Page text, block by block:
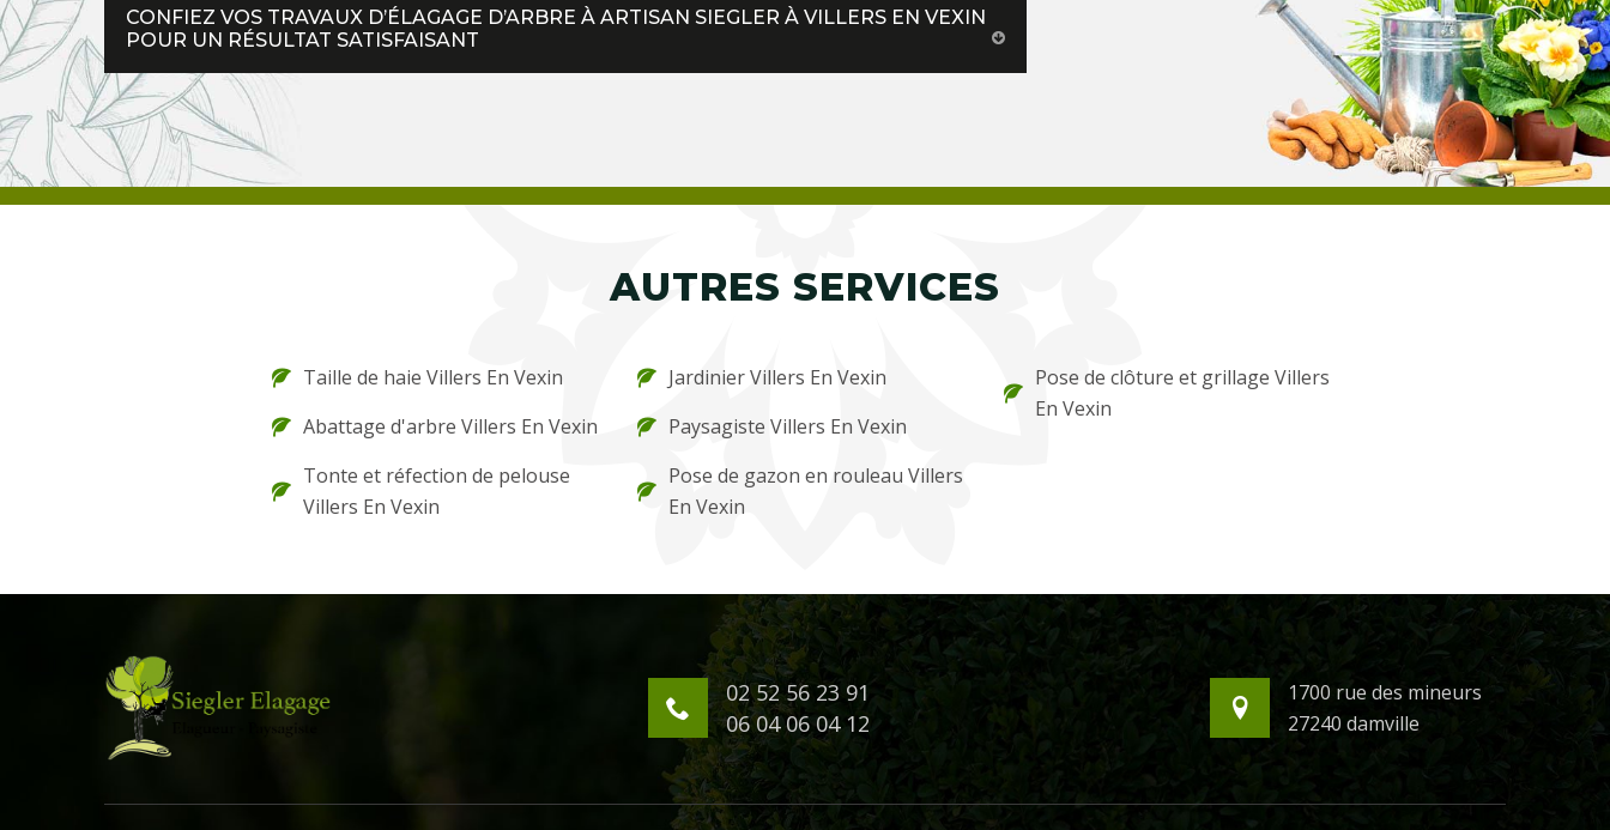
CONFIEZ VOS TRAVAUX D’ÉLAGAGE D’ARBRE À ARTISAN SIEGLER À VILLERS EN VEXIN
POUR UN RÉSULTAT SATISFAISANT
AUTRES SERVICES
Taille de haie Villers En Vexin
Abattage d'arbre Villers En Vexin
Tonte et réfection de pelouse
Villers En Vexin
Jardinier Villers En Vexin
Paysagiste Villers En Vexin
Pose de gazon en rouleau Villers
En Vexin
Pose de clôture et grillage Villers
En Vexin
02 52 56 23 91
06 04 06 04 12
1700 rue des mineurs
27240 damville